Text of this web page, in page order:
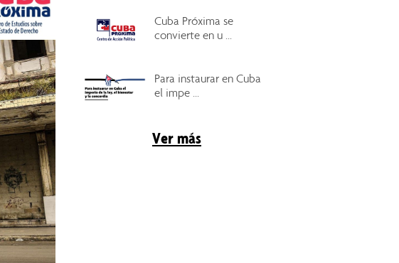
Cuba Próxima se
convierte en u ...
Para instaurar en Cuba
el impe ...
Ver más